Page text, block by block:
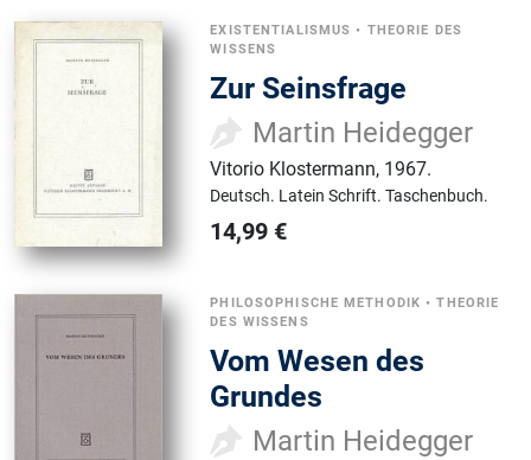
EXISTENTIALISMUS • THEORIE DES
WISSENS
Zur Seinsfrage
Martin Heidegger
Vitorio Klostermann, 1967.
Deutsch. Latein Schrift.Taschenbuch.
14,99 €
PHILOSOPHISCHE METHODIK •THEORIE
DES WISSENS
Vom Wesen des
Grundes
Martin Heidegger